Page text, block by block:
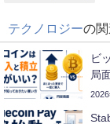
テクノロジーの
ビ
局